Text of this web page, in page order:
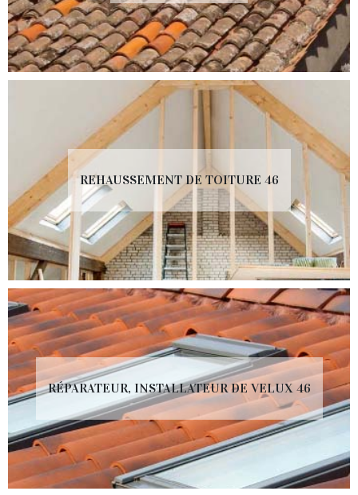
REHAUSSEMENT DE TOITURE 46
RÉPARATEUR, INSTALLATEUR DE VELUX 46